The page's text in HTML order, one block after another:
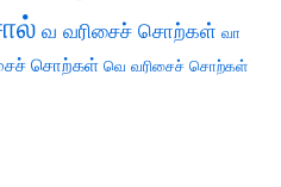
வ வரிசைச் சொற்கள் வா
சொற்கள் வெ வரிசைச் சொற்கள்